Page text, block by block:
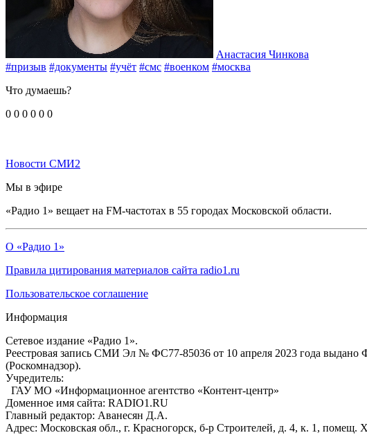
Анастасия Чинкова
#призыв #документы #учёт #смс #военком #москва
Что думаешь?
0 0 0 0 0 0
Новости СМИ2
Мы в эфире
«Радио 1» вещает на FM-частотах в 55 городах Московской области.
О «Радио 1»
Правила цитирования материалов сайта radio1.ru
Пользовательское соглашение
Информация
Сетевое издание «Радио 1».
Реестровая запись СМИ Эл № ФС77-85036 от 10 апреля 2023 года выдано
(Роскомнадзор).
Учредитель:
ГАУ МО «Информационное агентство «Контент-центр»
Доменное имя сайта: RADIO1.RU
Главный редактор: Аванесян Д.А.
Адрес: Московская обл., г. Красногорск, б-р Строителей, д. 4, к. 1, помещ.